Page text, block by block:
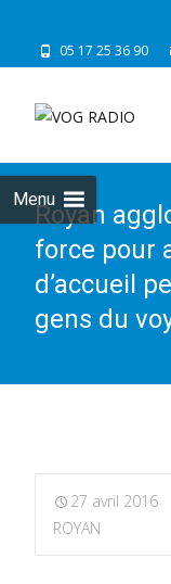
05 17 25 36 90
Menu
Royan
force pour
d’accueil
gens du
27 avril 2016
ROYAN